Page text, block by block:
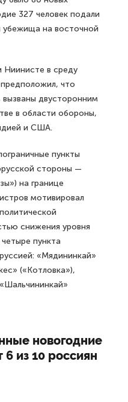
327 человек подали
убежища на восточной
Ниинисте в среду
что
двусторонним
в области обороны,
и США.
пункты
стороны —
на границе
мотивировал
снижения уровня
пункта
«Мядининкай»
(«Котловка»),
новогодние
из 10 россиян